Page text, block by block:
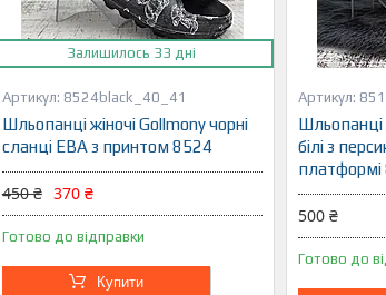
Залишилось 33 дні
8524black_40_41
Шльопанці жіночі Gollmony чорні
сланці ЕВА з принтом 8524
450 ₴ 370 ₴
Готово до відправки
Купити
Шльопанці
білі з
платформі
500 ₴
Готово до